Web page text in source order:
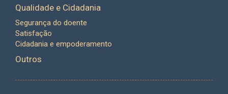
Qualidade e Cidadania
Segurança do doente
Satisfação
Cidadania e empoderamento
Outros